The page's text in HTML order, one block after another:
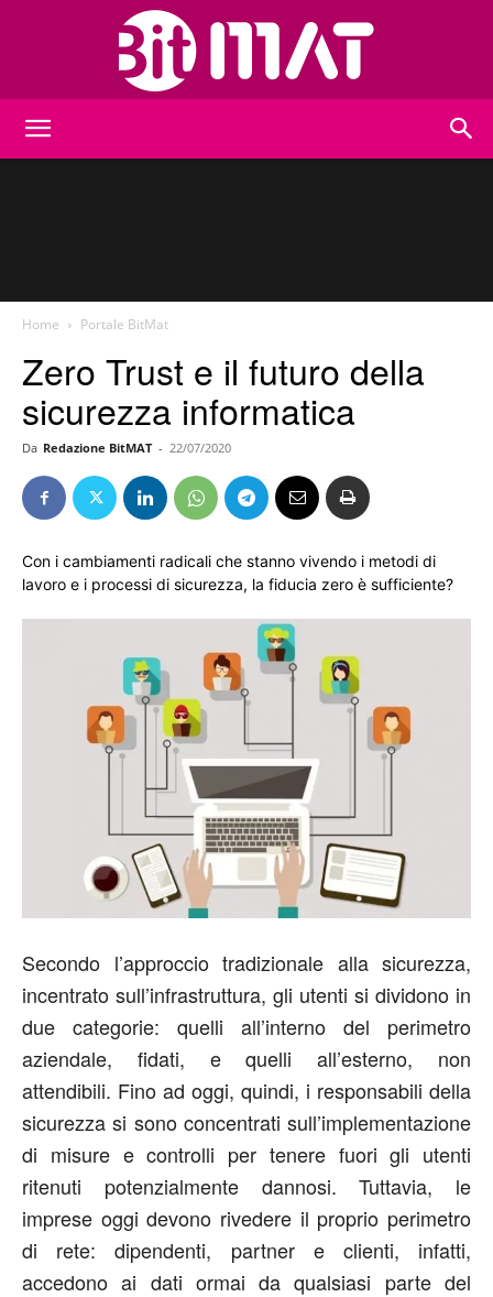
Home Portale BitMat
Zero Trust e il futuro della
sicurezza informatica
Da Redazione BitMAT - 22/07/2020
Con i cambiamenti radicali che stanno vivendo i metodi di
lavoro e i processi di sicurezza, la fiducia zero è sufficiente?
Secondo l’approccio tradizionale alla sicurezza,
incentrato sull’infrastruttura, gli utenti si dividono in
due categorie: quelli all’interno del perimetro
aziendale, fidati, e quelli all’esterno, non
attendibili. Fino ad oggi, quindi, i responsabili della
sicurezza si sono concentrati sull’implementazione
di misure e controlli per tenere fuori gli utenti
ritenuti potenzialmente dannosi. Tuttavia, le
imprese oggi devono rivedere il proprio perimetro
di rete: dipendenti, partner e clienti, infatti,
accedono ai dati ormai da qualsiasi parte del